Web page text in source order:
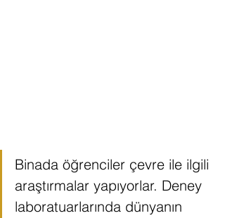
Binada öğrenciler çevre ile ilgili
araştırmalar yapıyorlar. Deney
laboratuarlarında dünyanın